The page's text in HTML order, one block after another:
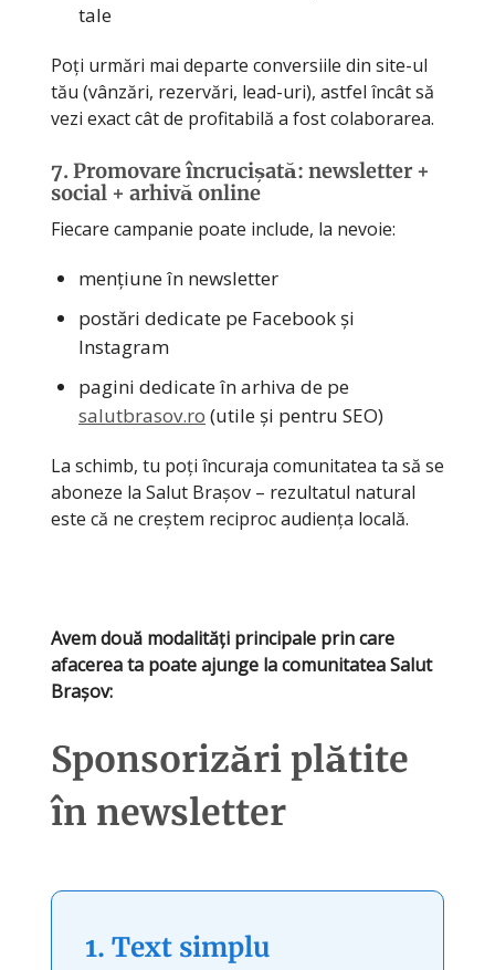
tale
Poți urmări mai departe conversiile din site-ul
tău (vânzări, rezervări, lead-uri), astfel încât să
vezi exact cât de profitabilă a fost colaborarea.
7. Promovare încrucișată: newsletter +
social + arhivă online
Fiecare campanie poate include, la nevoie:
mențiune în newsletter
postări dedicate pe Facebook și
Instagram
pagini dedicate în arhiva de pe
salutbrasov.ro (utile și pentru SEO)
La schimb, tu poți încuraja comunitatea ta să se
aboneze la Salut Brașov – rezultatul natural
este că ne creștem reciproc audiența locală.
Avem două modalități principale prin care
afacerea ta poate ajunge la comunitatea Salut
Brașov:
Sponsorizări plătite
în newsletter
1. Text simplu